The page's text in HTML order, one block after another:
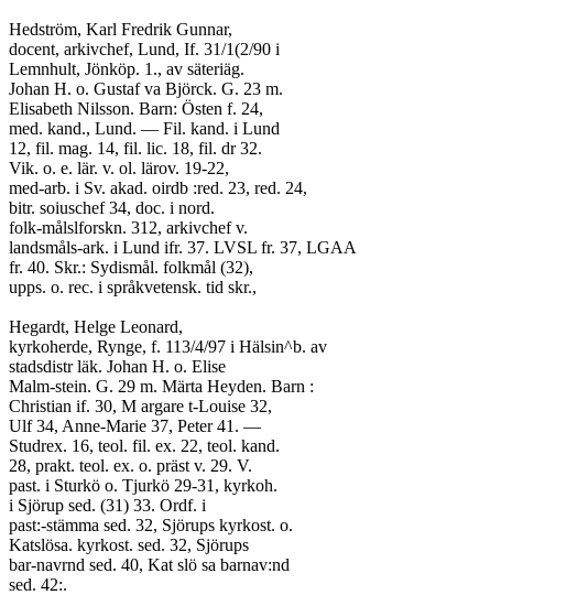
Hedström, Karl Fredrik Gunnar,
docent, arkivchef, Lund, If. 31/1(2/90 i
Lemnhult, Jönköp. 1., av säteriäg.
Johan H. o. Gustaf va Björck. G. 23 m.
Elisabeth Nilsson. Barn: Östen f. 24,
med. kand., Lund. — Fil. kand. i Lund
12, fil. mag. 14, fil. lic. 18, fil. dr 32.
Vik. o. e. lär. v. ol. lärov. 19-22,
med-arb. i Sv. akad. oirdb :red. 23, red. 24,
bitr. soiuschef 34, doc. i nord.
folk-målslforskn. 312, arkivchef v.
landsmåls-ark. i Lund ifr. 37. LVSL fr. 37, LGAA
fr. 40. Skr.: Sydismål. folkmål (32),
upps. o. rec. i språkvetensk. tid skr.,
Hegardt, Helge Leonard,
kyrkoherde, Rynge, f. 113/4/97 i Hälsin^b. av
stadsdistr läk. Johan H. o. Elise
Malm-stein. G. 29 m. Märta Heyden. Barn :
Christian if. 30, M argare t-Louise 32,
Ulf 34, Anne-Marie 37, Peter 41. —
Studrex. 16, teol. fil. ex. 22, teol. kand.
28, prakt. teol. ex. o. präst v. 29. V.
past. i Sturkö o. Tjurkö 29-31, kyrkoh.
i Sjörup sed. (31) 33. Ordf. i
past:-stämma sed. 32, Sjörups kyrkost. o.
Katslösa. kyrkost. sed. 32, Sjörups
bar-navrnd sed. 40, Kat slö sa barnav:nd
sed. 42:.